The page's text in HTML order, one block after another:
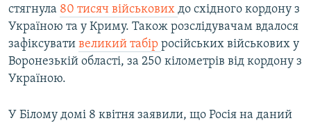
стягнула 80 тисяч військових до східного кордону з
Україною та у Криму. Також розслідувачам вдалося
зафіксувати великий табір російських військових у
Воронезькій області, за 250 кілометрів від кордону з
Україною.
У Білому домі 8 квітня заявили, що Росія на даний